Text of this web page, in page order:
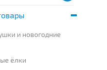
и новогодние
ёлки